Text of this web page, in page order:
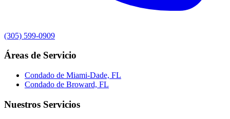
(305) 599-0909
Áreas de Servicio
Condado de Miami-Dade, FL
Condado de Broward, FL
Nuestros Servicios